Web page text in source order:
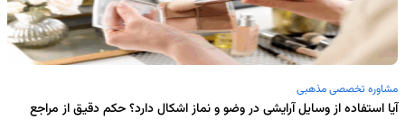
مشاوره تخصصی مذهبی
آیا استفاده از وسایل آرایشی در وضو و نماز اشکال دارد؟ حکم دقیق از مراجع